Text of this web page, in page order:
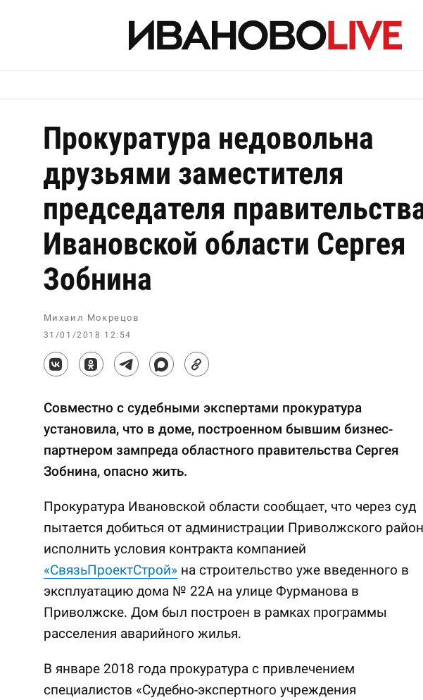
Прокуратура недовольна
друзьями заместителя
председателя
Ивановской области Сергея
Зобнина
Михаил Мокрецов
31/01/2018 12:54
Совместно с судебными экспертами прокуратура
установила, что в доме, построенном бывшим бизнес-
партнером зампреда областного правительства Сергея
Зобнина, опасно жить.
Прокуратура Ивановской области сообщает, что через суд
пытается добиться от администрации Приволжского
исполнить условия контракта компанией
«СвязьПроектСтрой» на строительство уже введенного в
эксплуатацию дома № 22А на улице Фурманова в
Приволжске. Дом был построен в рамках программы
расселения аварийного жилья.
В январе 2018 года прокуратура с привлечением
специалистов «Судебно-экспертного учреждения